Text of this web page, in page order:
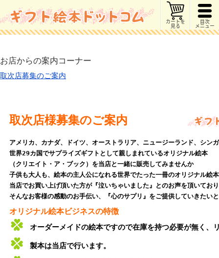
カートを
見る
目次
メニュー
お店からの案内コーナー
取次店募集のご案内
取次店様募集のご案内
アメリカ、カナダ、ドイツ、オーストラリア、ニュージーランド、シン
世界29カ国でサプライズギフトとして親しまれているオリジナル絵本
（クリエイト・ア・ブック）を当店と一緒に販売してみませんか
子供も大人も、絵本の主人公になれる世界でたった一冊のオリジナル絵
当店でお買い上げ頂いた方が『泣いちゃいました』とのお声を頂いてお
そんなお客様の感動のお手伝い、『心のサプリ』をご提供していきたい
オリジナル絵本ビジネスの特徴
オーダーメイドの絵本ですので在庫を持つ必要が無く、
製本は当店で行います。